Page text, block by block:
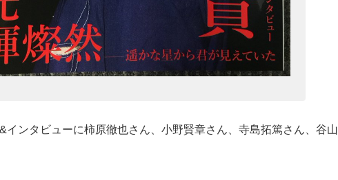
インタビューに柿原徹也さん、小野賢章さん、寺島拓篤さん、谷山